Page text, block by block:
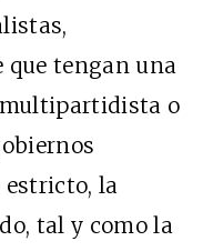
tengan una
o
la
tal y como la